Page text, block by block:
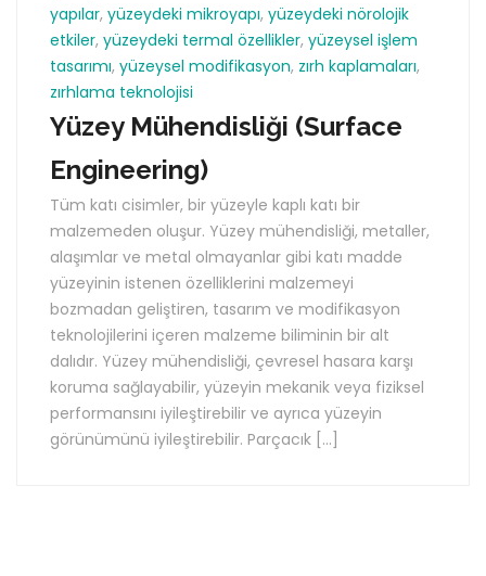
yapılar, yüzeydeki mikroyapı, yüzeydeki nörolojik
etkiler, yüzeydeki termal özellikler, yüzeysel işlem
tasarımı, yüzeysel modifikasyon, zırh kaplamaları,
zırhlama teknolojisi
Yüzey Mühendisliği (Surface
Engineering)
Tüm katı cisimler, bir yüzeyle kaplı katı bir
malzemeden oluşur. Yüzey mühendisliği, metaller,
alaşımlar ve metal olmayanlar gibi katı madde
yüzeyinin istenen özelliklerini malzemeyi
bozmadan geliştiren, tasarım ve modifikasyon
teknolojilerini içeren malzeme biliminin bir alt
dalıdır. Yüzey mühendisliği, çevresel hasara karşı
koruma sağlayabilir, yüzeyin mekanik veya fiziksel
performansını iyileştirebilir ve ayrıca yüzeyin
görünümünü iyileştirebilir. Parçacık […]